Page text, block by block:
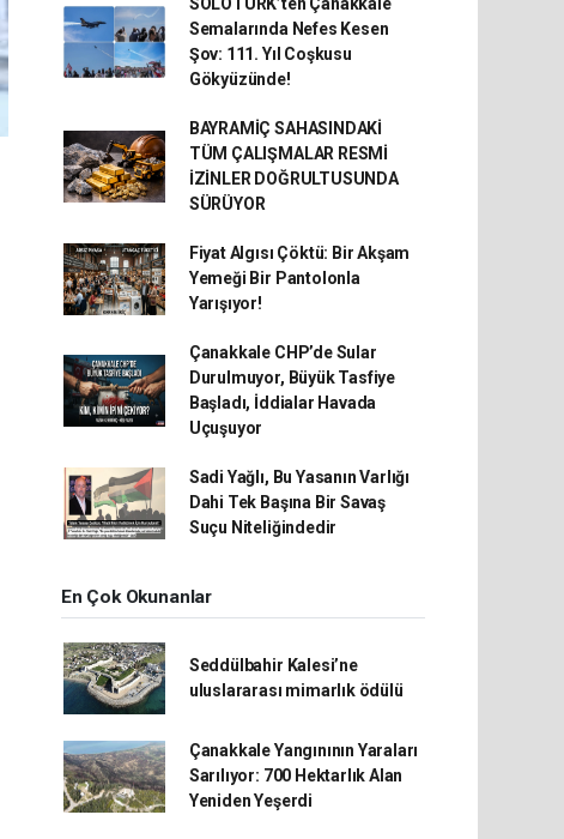
Semalarında Nefes Kesen
Şov: 111. Yıl Coşkusu
Gökyüzünde!
BAYRAMİÇ SAHASINDAKİ
TÜM ÇALIŞMALAR RESMİ
İZİNLER DOĞRULTUSUNDA
SÜRÜYOR
Fiyat Algısı Çöktü: Bir Akşam
Yemeği Bir Pantolonla
Yarışıyor!
Çanakkale CHP’de Sular
Durulmuyor, Büyük Tasfiye
Başladı, İddialar Havada
Uçuşuyor
Sadi Yağlı, Bu Yasanın Varlığı
Dahi Tek Başına Bir Savaş
Suçu Niteliğindedir
En Çok Okunanlar
Seddülbahir Kalesi’ne
uluslararası mimarlık ödülü
Çanakkale Yangınının Yaraları
Sarılıyor: 700 Hektarlık Alan
Yeniden Yeşerdi